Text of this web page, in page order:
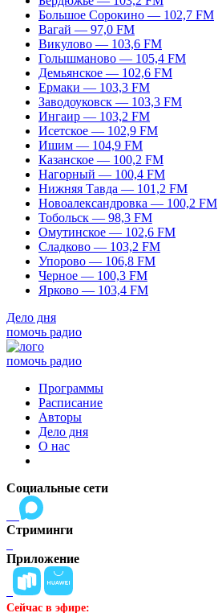
Большое Сорокино — 102,7 FM
Вагай — 97,0 FM
Викулово — 103,6 FM
Голышманово — 105,4 FM
Демьянское — 102,6 FM
Ермаки — 103,3 FM
Заводоуковск — 103,3 FM
Ингаир — 103,2 FM
Исетское — 102,9 FM
Ишим — 104,9 FM
Казанское — 100,2 FM
Нагорный — 100,4 FM
Нижняя Тавда — 101,2 FM
Новоалександровка — 100,2 FM
Тобольск — 98,3 FM
Омутинское — 102,6 FM
Сладково — 103,2 FM
Упорово — 106,8 FM
Черное — 100,3 FM
Ярково — 103,4 FM
Дело дня
помочь радио
помочь радио
Программы
Расписание
Авторы
Дело дня
О нас
Социальные сети
Стриминги
Приложение
Сейчас в эфире: